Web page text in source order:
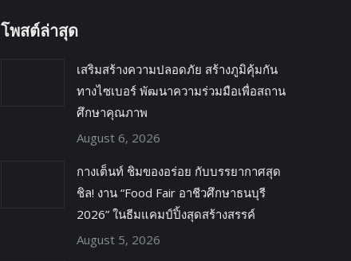
โพสต์ล่าสุด
เสริมสร้างความปลอดภัย สร้างภูมิคุ้มกัน
ทางไซเบอร์ พัฒนาความร่วมมือเพื่อสถาน
ศึกษาคุณภาพ
August 6, 2026
กางเต็นท์ ชิมของอร่อย กับบรรยากาศสุด
ชิล! งาน “Food Fair อาชีวศึกษาธนบุรี
2026” ในธีมแคมป์ปิ้งสุดสร้างสรรค์
August 5, 2026